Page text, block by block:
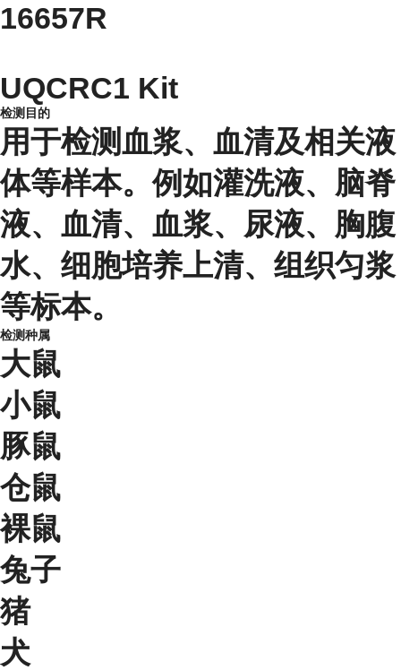
16657R
UQCRC1 Kit
检测目的
用于检测血浆、血清及相关液
体等样本。例如灌洗液、脑脊
液、血清、血浆、尿液、胸腹
水、细胞培养上清、组织匀浆
等标本。
检测种属
大鼠
小鼠
豚鼠
仓鼠
裸鼠
兔子
猪
犬